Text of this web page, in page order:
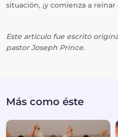
situación, ¡y comienza a
Este artículo fue escrito
pastor Joseph Prince.
Más como éste